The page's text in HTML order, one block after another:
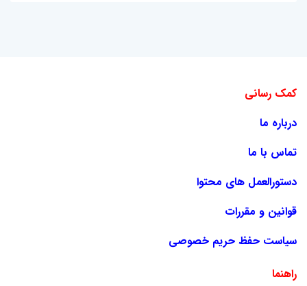
کمک رسانی
درباره ما
تماس با ما
دستورالعمل های محتوا
قوانین و مقررات
سیاست حفظ حریم خصوصی
راهنما